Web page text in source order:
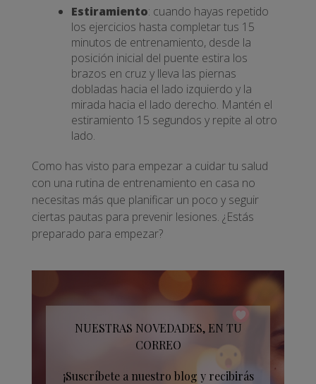
Estiramiento: cuando hayas repetido
los ejercicios hasta completar tus 15
minutos de entrenamiento, desde la
posición inicial del puente estira los
brazos en cruz y lleva las piernas
dobladas hacia el lado izquierdo y la
mirada hacia el lado derecho. Mantén el
estiramiento 15 segundos y repite al otro
lado.
Como has visto para empezar a cuidar tu salud
con una rutina de entrenamiento en casa no
necesitas más que planificar un poco y seguir
ciertas pautas para prevenir lesiones. ¿Estás
preparado para empezar?
NUESTRAS NOVEDADES, EN TU
CORREO
¡Suscríbete a nuestro blog y recibirás